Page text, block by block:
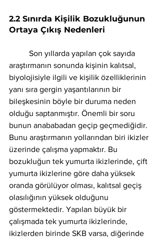
2.2 Sınırda Kişilik Bozukluğunun
Ortaya Çıkış Nedenleri
araştırmanın sonunda kişinin kalıtsal,
biyolojisiyle ilgili ve kişilik özelliklerinin
yanı sıra gergin yaşantılarının bir
bileşkesinin böyle bir duruma neden
olduğu saptanmıştır. Önemli bir soru
bunun anababadan geçip geçmediğidir.
Bunu araştırmanın yollarından biri ikizler
üzerinde çalışma yapmaktır. Bu
bozukluğun tek yumurta ikizlerinde, çift
yumurta ikizlerine göre daha yüksek
oranda görülüyor olması, kalıtsal geçiş
olasılığının yüksek olduğunu
göstermektedir. Yapılan büyük bir
çalışmada tek yumurta ikizlerinde,
ikizlerden birinde SKB varsa, diğerinde